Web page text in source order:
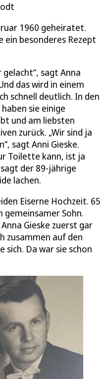
1960 geheiratet.
ein besonderes Rezept
sagt Anna
das wird in einem
schnell deutlich. In den
haben sie einige
und am liebsten
zurück. „Wir sind ja
sagt Anni Gieske.
Toilette kann, ist ja
der 89-jährige
lachen.
Eiserne Hochzeit. 65
gemeinsamer Sohn.
Gieske zuerst gar
zusammen auf den
Da war sie schon